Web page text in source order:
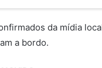
da mídia
a bordo.